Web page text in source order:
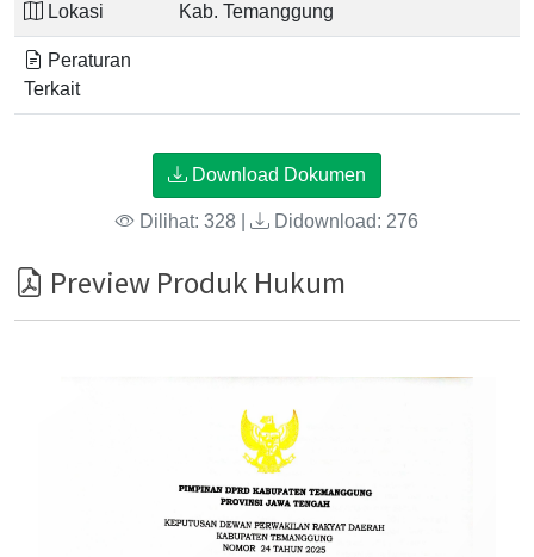
Lokasi Kab. Temanggung
Peraturan
Terkait
Download Dokumen
Dilihat: 328 | Didownload: 276
Preview Produk Hukum